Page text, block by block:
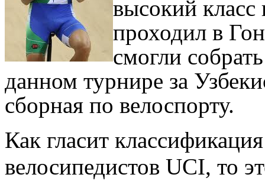
высокий класс
проходил в
смогли
данном турнире за
сборная по велоспорту.
Как гласит
велосипедистов UCI, то